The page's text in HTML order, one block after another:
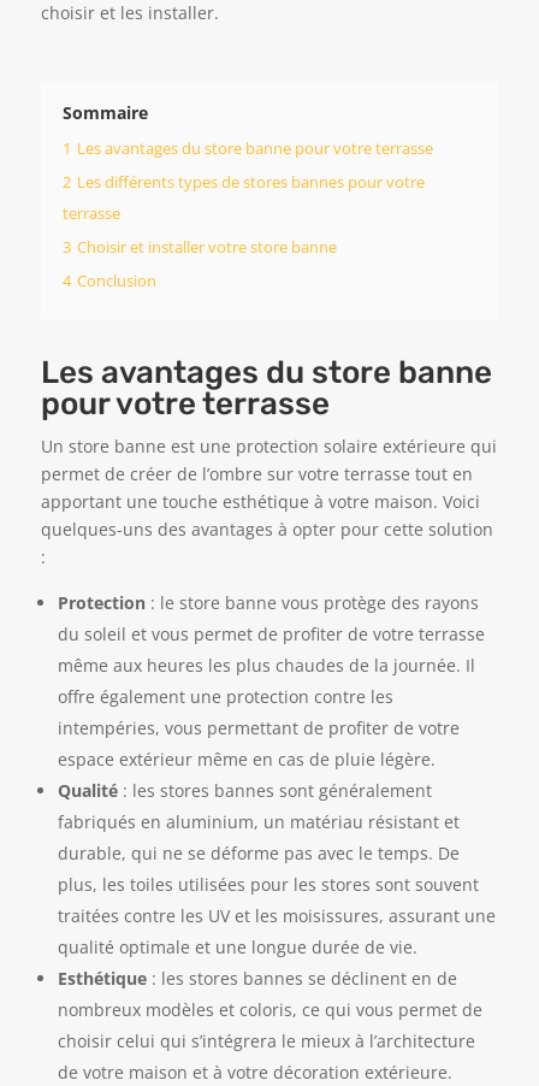
choisir et les installer.
Sommaire
1 Les avantages du store banne pour votre terrasse
2 Les différents types de stores bannes pour votre
terrasse
3 Choisir et installer votre store banne
4 Conclusion
Les avantages du store banne
pour votre terrasse
Un store banne est une protection solaire extérieure qui
permet de créer de l’ombre sur votre terrasse tout en
apportant une touche esthétique à votre maison. Voici
quelques-uns des avantages à opter pour cette solution
:
Protection : le store banne vous protège des rayons
du soleil et vous permet de profiter de votre terrasse
même aux heures les plus chaudes de la journée. Il
offre également une protection contre les
intempéries, vous permettant de profiter de votre
espace extérieur même en cas de pluie légère.
Qualité: les stores bannes sont généralement
fabriqués en aluminium, un matériau résistant et
durable, qui ne se déforme pas avec le temps. De
plus, les toiles utilisées pour les stores sont souvent
traitées contre les UV et les moisissures, assurant une
qualité optimale et une longue durée de vie.
Esthétique: les stores bannes se déclinent en de
nombreux modèles et coloris, ce qui vous permet de
choisir celui qui s’intégrera le mieux à l’architecture
de votre maison et à votre décoration extérieure.